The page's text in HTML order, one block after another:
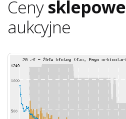
Cenysklepowe
aukcyjne